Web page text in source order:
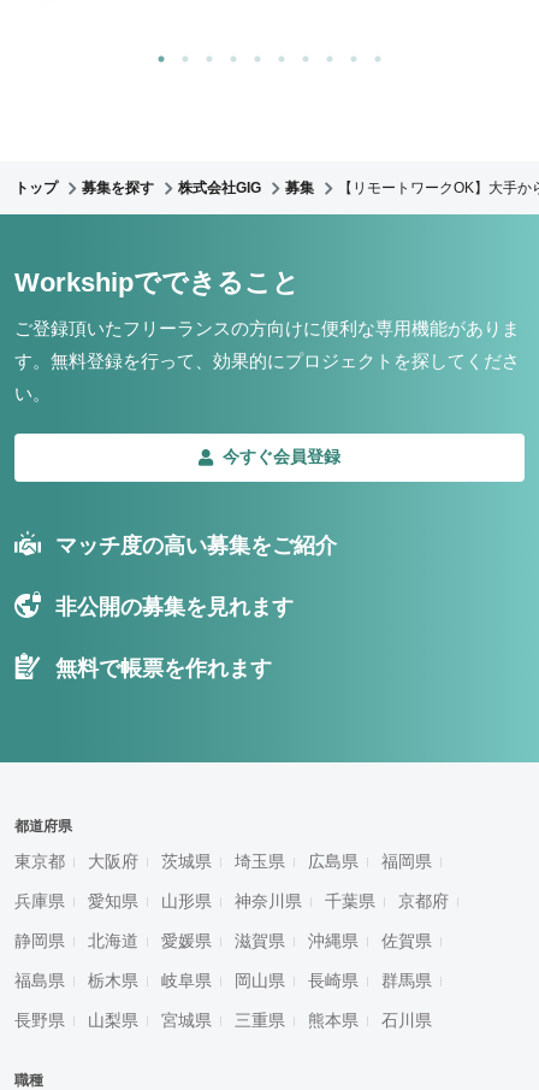
トップ 募集を探す 株式会社GIG 募集 【リモートワークOK】大手
Workshipでできること
ご登録頂いたフリーランスの方向けに便利な専用機能がありま
す。 無料登録を行って、効果的にプロジェクトを探してくださ
い。
今すぐ会員登録
マッチ度の高い募集をご紹介
非公開の募集を見れます
無料で帳票を作れます
都道府県
東京都 大阪府 茨城県 埼玉県 広島県 福岡県
兵庫県 愛知県 山形県 神奈川県 千葉県 京都府
静岡県 北海道 愛媛県 滋賀県 沖縄県 佐賀県
福島県 栃木県 岐阜県 岡山県 長崎県 群馬県
長野県 山梨県 宮城県 三重県 熊本県 石川県
職種